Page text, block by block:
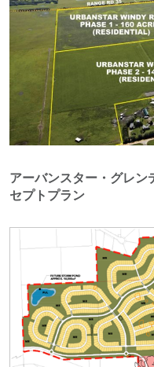
アーバンスター・グレン
セプトプラン